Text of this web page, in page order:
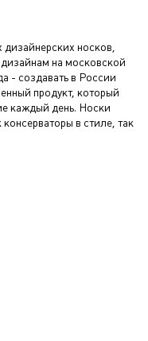
носков,
на московской
- создавать в России
продукт, который
каждый день. Носки
в стиле, так